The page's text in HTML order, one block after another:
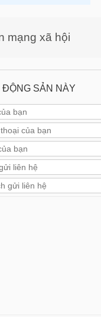
mạng xã hội
SẢN NÀY